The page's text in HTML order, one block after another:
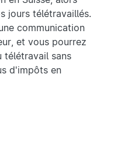
jours télétravaillés.
communication
et vous pourrez
télétravail sans
d'impôts en